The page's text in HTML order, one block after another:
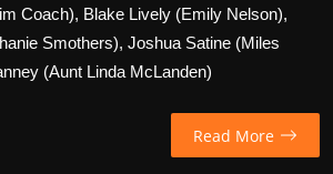
Coach), Blake Lively (Emily Nelson),
Smothers), Joshua Satine (Miles
(Aunt Linda McLanden)
Read More